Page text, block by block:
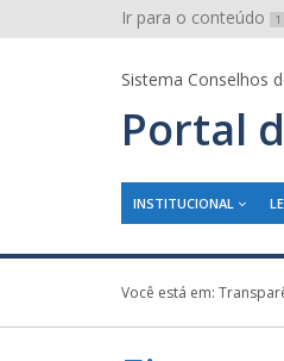
Ir para o conteúdo 1
Sistema Conselhos
Portal
INSTITUCIONAL
Você está em: